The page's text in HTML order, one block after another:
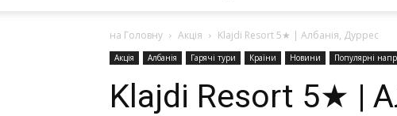
на Головну Акція Klajdi Resort 5★ | Албанія, Дуррес
Акція Албанія Гарячі тури Країни Новини Популярні
Klajdi Resort 5★ |